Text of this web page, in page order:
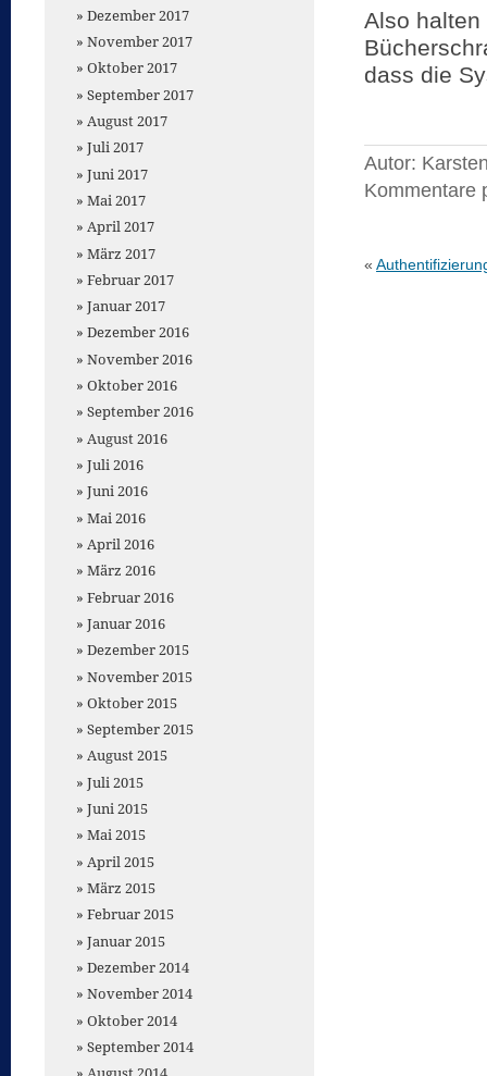
Also halten
dass die
Autor:
Kommentare
«
Dezember 2017
November 2017
Oktober 2017
September 2017
August 2017
Juli 2017
Juni 2017
Mai 2017
April 2017
März 2017
Februar 2017
Januar 2017
Dezember 2016
November 2016
Oktober 2016
September 2016
August 2016
Juli 2016
Juni 2016
Mai 2016
April 2016
März 2016
Februar 2016
Januar 2016
Dezember 2015
November 2015
Oktober 2015
September 2015
August 2015
Juli 2015
Juni 2015
Mai 2015
April 2015
März 2015
Februar 2015
Januar 2015
Dezember 2014
November 2014
Oktober 2014
September 2014